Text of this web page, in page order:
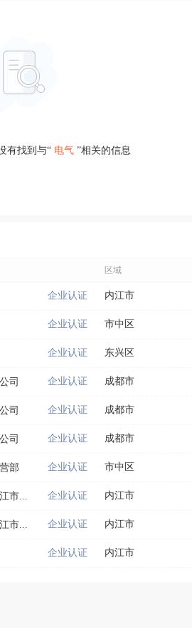
有找到与“ 电气 ”相关的信息
区域
企业认证 内江市
企业认证 市中区
企业认证 东兴区
司 企业认证 成都市
司 企业认证 成都市
司 企业认证 成都市
部 企业认证 市中区
市... 企业认证 内江市
市... 企业认证 内江市
企业认证 内江市